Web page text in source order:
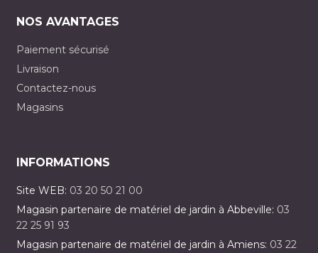
NOS AVANTAGES
Paiement sécurisé
Livraison
Contactez-nous
Magasins
INFORMATIONS
Site WEB: 03 20 50 21 00
Magasin partenaire de matériel de jardin à Abbeville: 03
22 25 91 93
Magasin partenaire de matériel de jardin à Amiens: 03 22